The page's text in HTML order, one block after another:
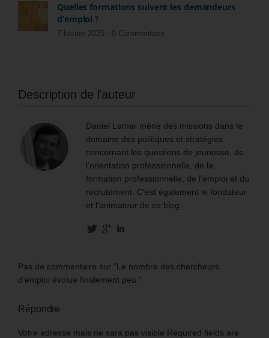
Quelles formations suivent les demandeurs
d’emploi ?
7 février 2025 - 0 Commentaire
Description de l'auteur
Daniel Lamar mène des missions dans le
domaine des politiques et stratégies
concernant les questions de jeunesse, de
l’orientation professionnelle, de la
formation professionnelle, de l’emploi et du
recrutement. C'est également le fondateur
et l'animateur de ce blog.
Pas de commentaire sur “Le nombre des chercheurs
d’emploi évolue finalement peu.”
Répondre
Votre adresse mais ne sara pas visible Required fields are